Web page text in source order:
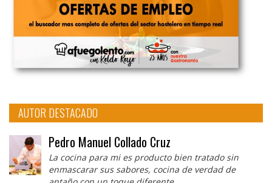
AUTOR DESTACADO
Pedro Manuel Collado Cruz
La cocina para mi es producto bien tratado sin
enmascarar sus sabores, cocina de verdad de